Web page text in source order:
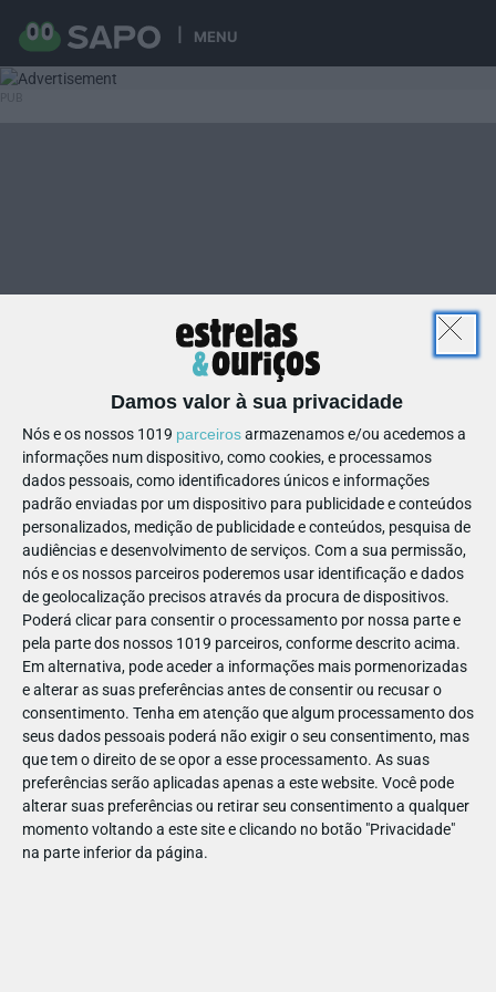
MENU
Damos valor à sua privacidade
Nós e os nossos 1019 parceirosarmazenamos e/ou acedemos a
informações num dispositivo, como cookies, e processamos
dados pessoais, como identificadores únicos e informações
padrão enviadas por um dispositivo para publicidade e conteúdos
personalizados, medição de publicidade e conteúdos, pesquisa de
audiências e desenvolvimento de serviços. Com a sua permissão,
nós e os nossos parceiros poderemos usar identificação e dados
de geolocalização precisos através da procura de dispositivos.
Poderá clicar para consentir o processamento por nossa parte e
pela parte dos nossos 1019 parceiros, conforme descrito acima.
Em alternativa, pode aceder a informações mais pormenorizadas
e alterar as suas preferências antes de consentir ou recusar o
consentimento. Tenha em atenção que algum processamento dos
seus dados pessoais poderá não exigir o seu consentimento, mas
que tem o direito de se opor a esse processamento. As suas
preferências serão aplicadas apenas a este website. Você pode
alterar suas preferências ou retirar seu consentimento a qualquer
momento voltando a este site e clicando no botão "Privacidade"
na parte inferior da página.
23
812861271304397